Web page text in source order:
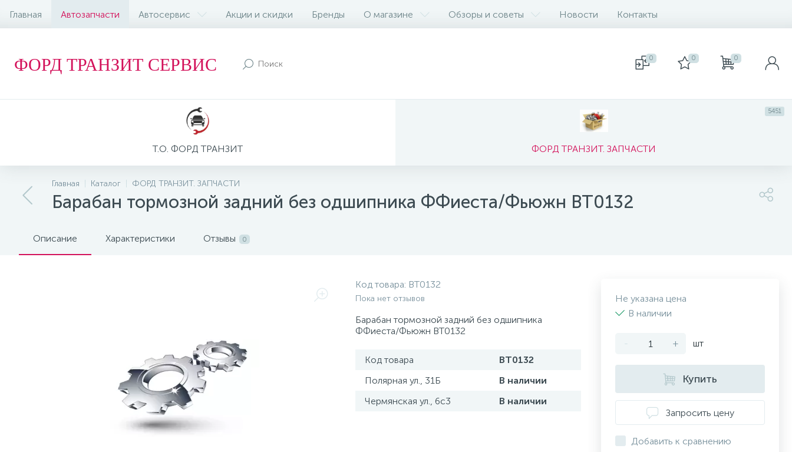
Главная Автозапчасти Автосервис Акции и скидки Бренды О магазине Обзоры и советы Новости Контакты
ФОРД ТРАНЗИТ СЕРВИС 0 0 0
Т.О. ФОРД ТРАНЗИТ ФОРД ТРАНЗИТ. ЗАПЧАСТИ
5451
Главная Каталог ФОРД ТРАНЗИТ. ЗАПЧАСТИ
Барабан тормозной задний без одшипника ФФиеста/Фьюжн BT0132
Описание Характеристики Отзывы 0
Код товара: BT0132
Пока нет отзывов
Барабан тормозной задний без одшипника
ФФиеста/Фьюжн BT0132
Код товара
BT0132
Полярная ул., 31Б
В наличии
Чермянская ул., 6с3
В наличии
Не указана цена
В наличии
- + шт
Купить
Запросить цену
Добавить к сравнению